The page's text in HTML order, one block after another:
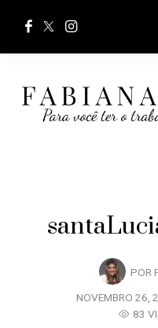
POR
NOVEMBRO 26,
83